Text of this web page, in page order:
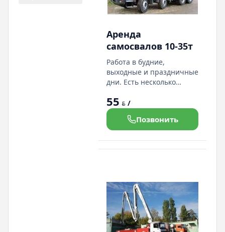
Аренда
самосвалов 10-35т
Работа в будние,
выходные и праздничные
дни. Есть несколько
колесный эксковаторы,
фронтальный погрузчик.
55 BYN /
Позвонить